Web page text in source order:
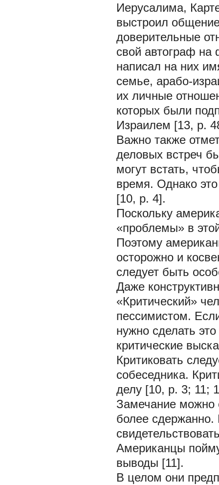
Иерусалима,
выстроил
доверительные
свой автограф на
написал на них
семье, арабо-
их личные
которых были
Израилем [13, p.
Важно также
деловых встреч
могут встать,
время. Однако это
[10, p. 4].
Поскольку
«проблемы» в
Поэтому
осторожно и
следует быть
Даже
«Критический»
пессимистом.
нужно сделать
критические
Критиковать
собеседника.
делу [10, p. 3; 11;
Замечание можно
более
Американцы
выводы [11].
В целом они